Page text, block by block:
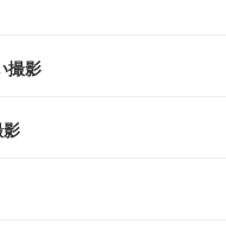
撮影